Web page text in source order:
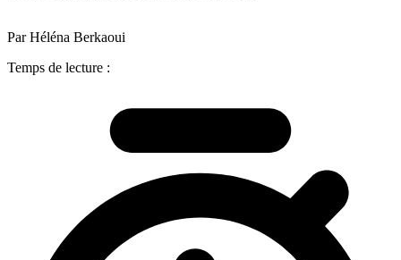
Par Héléna Berkaoui
Temps de lecture :